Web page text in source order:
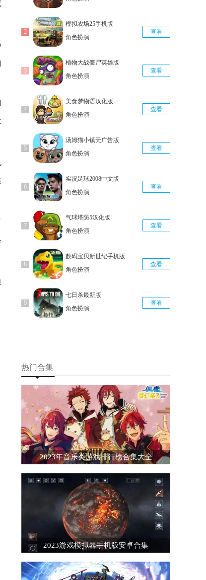
模拟农场25手机版
角色扮演
查看
植物大战僵尸英雄版
角色扮演
查看
美食梦物语汉化版
角色扮演
查看
汤姆猫小镇无广告版
角色扮演
查看
实况足球2008中文版
角色扮演
查看
气球塔防5汉化版
角色扮演
查看
数码宝贝新世纪手机版
角色扮演
查看
七日杀最新版
角色扮演
查看
热门合集
2023年音乐类游戏排行榜合集大全
2023游戏模拟器手机版安卓合集